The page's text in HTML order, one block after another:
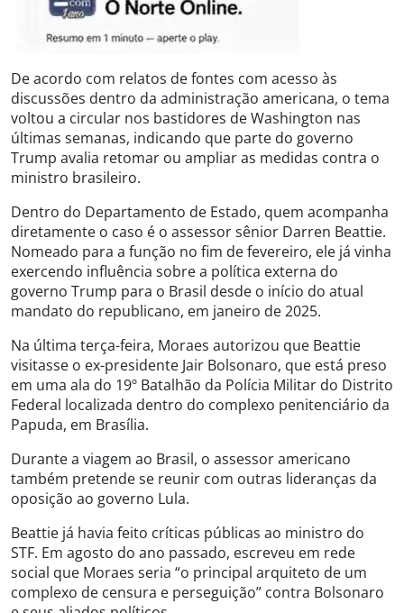
De acordo com relatos de fontes com acesso às
discussões dentro da administração americana, o tema
voltou a circular nos bastidores de Washington nas
últimas semanas, indicando que parte do governo
Trump avalia retomar ou ampliar as medidas contra o
ministro brasileiro.
Dentro do Departamento de Estado, quem acompanha
diretamente o caso é o assessor sênior Darren Beattie.
Nomeado para a função no fim de fevereiro, ele já vinha
exercendo influência sobre a política externa do
governo Trump para o Brasil desde o início do atual
mandato do republicano, em janeiro de 2025.
Na última terça-feira, Moraes autorizou que Beattie
visitasse o ex-presidente Jair Bolsonaro, que está preso
em uma ala do 19º Batalhão da Polícia Militar do Distrito
Federal localizada dentro do complexo penitenciário da
Papuda, em Brasília.
Durante a viagem ao Brasil, o assessor americano
também pretende se reunir com outras lideranças da
oposição ao governo Lula.
Beattie já havia feito críticas públicas ao ministro do
STF. Em agosto do ano passado, escreveu em rede
social que Moraes seria “o principal arquiteto de um
complexo de censura e perseguição” contra Bolsonaro